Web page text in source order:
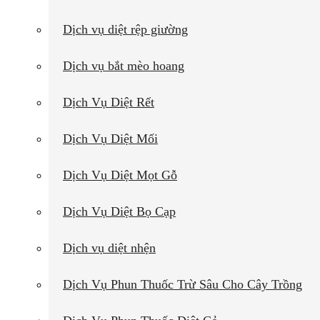
Dịch vụ diệt rệp giường
Dịch vụ bắt mèo hoang
Dịch Vụ Diệt Rết
Dịch Vụ Diệt Mối
Dịch Vụ Diệt Mọt Gỗ
Dịch Vụ Diệt Bọ Cạp
Dịch vụ diệt nhện
Dịch Vụ Phun Thuốc Trừ Sâu Cho Cây Trồng